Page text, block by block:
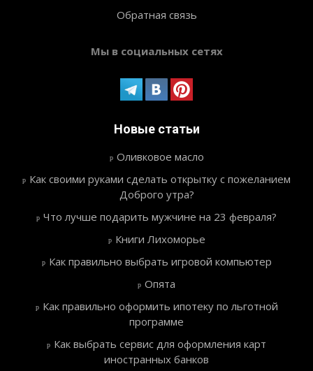
Обратная связь
Мы в социальных сетях
Новые статьи
Оливковое масло
Как своими руками сделать открытку с пожеланием
Доброго утра?
Что лучше подарить мужчине на 23 февраля?
Книги Лихоморье
Как правильно выбрать игровой компьютер
Опята
Как правильно оформить ипотеку по льготной
программе
Как выбрать сервис для оформления карт
иностранных банков